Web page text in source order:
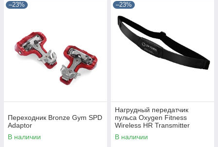
–23%
Переходник Bronze Gym SPD
Adaptor
В наличии
–23%
Нагрудный передатчик
пульса Oxygen Fitness
Wireless HR Transmitter
В наличии